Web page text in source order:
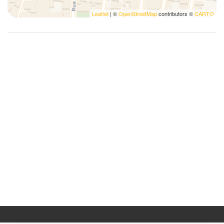
Leaflet | ©OpenStreetMapcontributors ©CARTO